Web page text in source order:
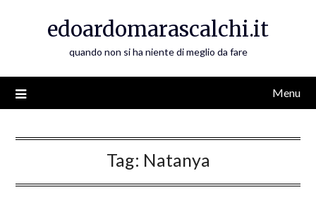
edoardomarascalchi.it
quando non si ha niente di meglio da fare
Menu
Tag: Natanya